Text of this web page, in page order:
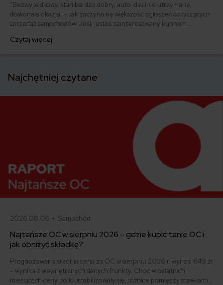
"Bezwypadkowy, stan bardzo dobry, auto idealnie utrzymane,
doskonała okazja" - tak zaczyna się większość ogłoszeń dotyczących
sprzedaż samochodów. Jeśli jesteś zainteresowany kupnem
- pełne są oszustów i pojazdów, które mają za sobą niejedną kolizję i
Czytaj więcej
Najchętniej czytane
2026.08.06 • Samochód
Najtańsze OC w sierpniu 2026 – gdzie kupić tanie OC i
jak obniżyć składkę?
Prognozowana średnia cena za OC w sierpniu 2026 r. wynosi 649 zł
– wynika z wewnętrznych danych Punkty. Choć w ostatnich
miesiącach ceny polis ustabilizowały się, różnice pomiędzy stawkami